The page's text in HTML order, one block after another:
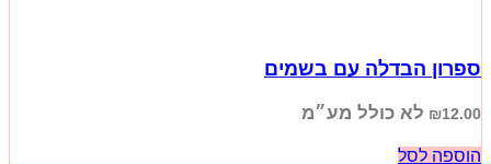
ספרון הבדלה עם בשמים
₪12.00 לא כולל מע״מ
הוספה לסל